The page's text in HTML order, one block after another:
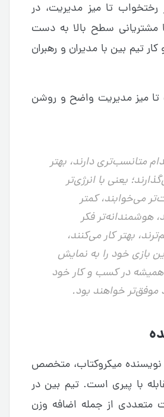
رختخواب تا میز مدیریت، در
مشتریانی سطح بالا به دست
تیم بین با مدیران و رهبران
تا میز مدیریت واضح و روشن
متانسب‌تری دارند، بهتر
یعنی با انرژی‌تر
می‌خوابند، کمتر
هوشمندانه‌تر فکر
بهتر کار می‌کنند،
بازی خود را به نمایش
همیشه در کسب و کار خود
موفق‌تر خواهند بود.
میکروکتاب،‌ متخصص
با پیری است. تیم بین در
متعددی از جمله اضافه وزن